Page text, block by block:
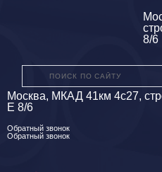
8/6
Москва, МКАД 41км 4с27,
Е 8/6
Обратный звонок
Обратный звонок